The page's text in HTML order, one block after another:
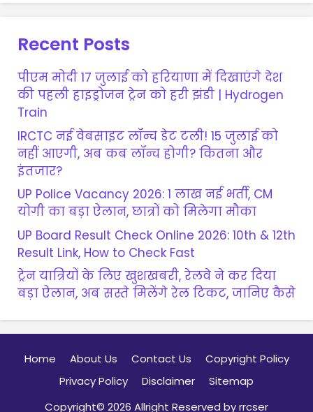
Recent Posts
पीएम मोदी 17 जुलाई को हरियाणा में दिखाएंगे देश
की पहली हाइड्रोजन ट्रेन को हरी झंडी | Hydrogen
Train
IRCTC नई वेबसाइट लॉन्च डेट टली! 15 जुलाई को
नहीं आएगी, अब कब लॉन्च होगी? कितना और
इंतजार?
UP Police Vacancy 2026: 1 लाख नई भर्ती, CM
योगी का बड़ा ऐलान, छात्रों को मिलेगा मौका
UP Board Result Check Online 2026: 10th & 12th
Result Link, How to Check Fast
ट्रेन यात्रियों के लिए खुशखबरी, रेलवे ने कर दिया
बड़ा ऐलान, अब सस्ते मिलेंगे रेल टिकट, जानिए कैसे
Home About Us Contact Us
Copyright Policy
Privacy Policy
Disclaimer
Sitemap
Copyright© 2026 Allright Reserved by rrcser